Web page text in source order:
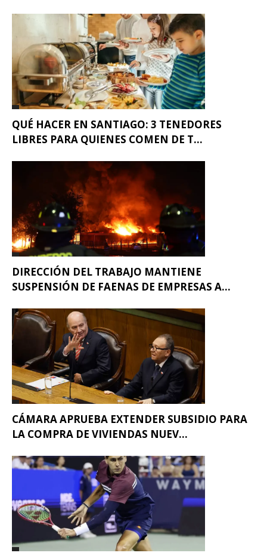
QUÉ HACER EN SANTIAGO: 3 TENEDORES
LIBRES PARA QUIENES COMEN DE T...
DIRECCIÓN DEL TRABAJO MANTIENE
SUSPENSIÓN DE FAENAS DE EMPRESAS A...
CÁMARA APRUEBA EXTENDER SUBSIDIO PARA
LA COMPRA DE VIVIENDAS NUEV...